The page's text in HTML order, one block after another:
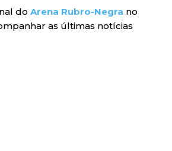
do Arena Rubro-Negra no
as últimas notícias